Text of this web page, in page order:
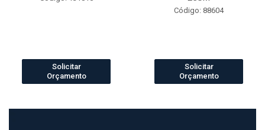
Solicitar
Orçamento
Código: 88604
Solicitar
Orçamento